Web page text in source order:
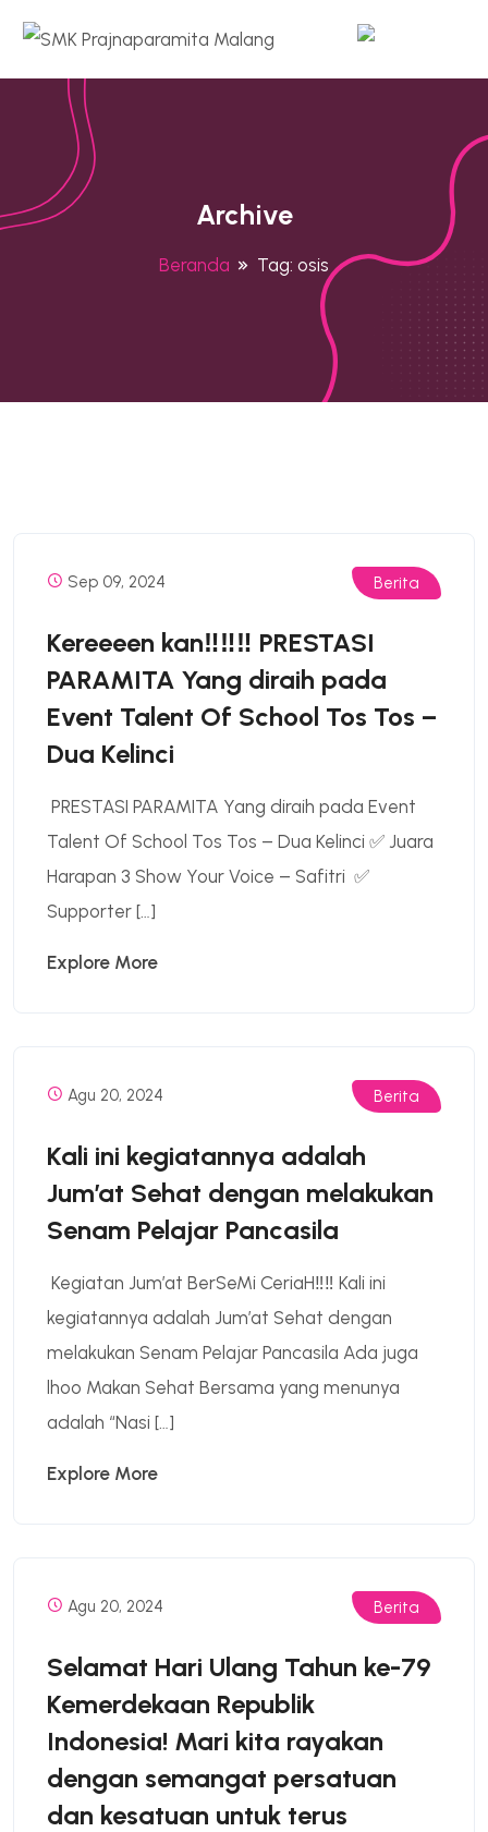
Archive
Beranda Tag: osis
Sep 09, 2024 Berita
Kereeeen kan‼️‼️‼️ PRESTASI
PARAMITA Yang diraih pada
Event Talent Of School Tos Tos –
Dua Kelinci
PRESTASI PARAMITA Yang diraih pada Event
Talent Of School Tos Tos – Dua Kelinci ✅ Juara
Harapan 3 Show Your Voice – Safitri ✅
Supporter […]
Explore More
Agu 20, 2024 Berita
Kali ini kegiatannya adalah
Jum’at Sehat dengan melakukan
Senam Pelajar Pancasila
Kegiatan Jum’at BerSeMi CeriaH‼️‼️ Kali ini
kegiatannya adalah Jum’at Sehat dengan
melakukan Senam Pelajar Pancasila Ada juga
lhoo Makan Sehat Bersama yang menunya
adalah “Nasi […]
Explore More
Agu 20, 2024 Berita
Selamat Hari Ulang Tahun ke-79
Kemerdekaan Republik
Indonesia! Mari kita rayakan
dengan semangat persatuan
dan kesatuan untuk terus